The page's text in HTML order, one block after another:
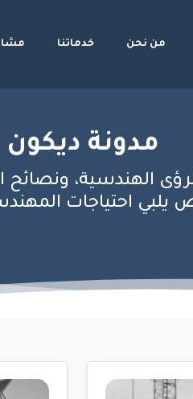
من نحن خدماتنا
مدونة ديكون
الهندسية،
احتياجات